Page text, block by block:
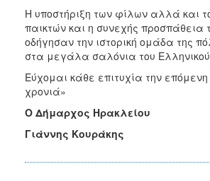
Η υποστήριξη των φίλων αλλά και
παικτών και η συνεχής προσπάθεια
οδήγησαν την ιστορική ομάδα της
στα μεγάλα σαλόνια του
Εύχομαι κάθε επιτυχία την επόμενη
χρονιά»
Ο Δήμαρχος Ηρακλείου
Γιάννης Κουράκης